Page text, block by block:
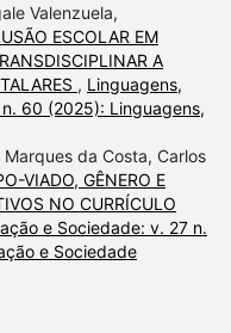
Valenzuela,
ESCOLAR EM
A
, Linguagens,
60 (2025): Linguagens,
da Costa, Carlos
VIADO, GÊNERO E
NO CURRÍCULO
e Sociedade: v. 27 n.
e Sociedade